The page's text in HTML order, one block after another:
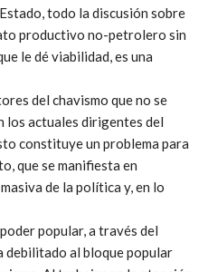
todo la discusión sobre
productivo no-petrolero sin
le dé viabilidad, es una
del chavismo que no se
los actuales dirigentes del
constituye un problema para
que se manifiesta en
de la política y, en lo
popular, a través del
debilitado al bloque popular